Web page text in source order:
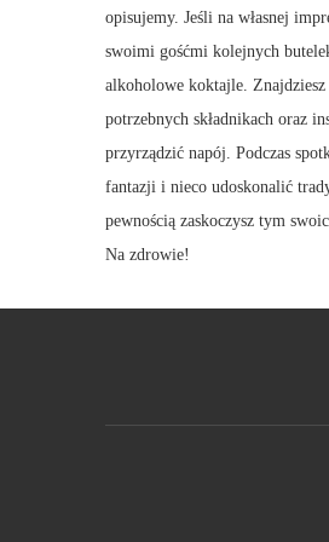
opisujemy. Jeśli na własnej
swoimi gośćmi kolejnych
alkoholowe koktajle.
potrzebnych składnikach oraz
przyrządzić napój. Podczas
fantazji i nieco udoskonalić
pewnością zaskoczysz tym
Na zdrowie!